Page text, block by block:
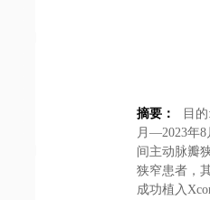
摘要：
目
月—2023年8
间主动脉瓣
狭窄患者，
成功植入